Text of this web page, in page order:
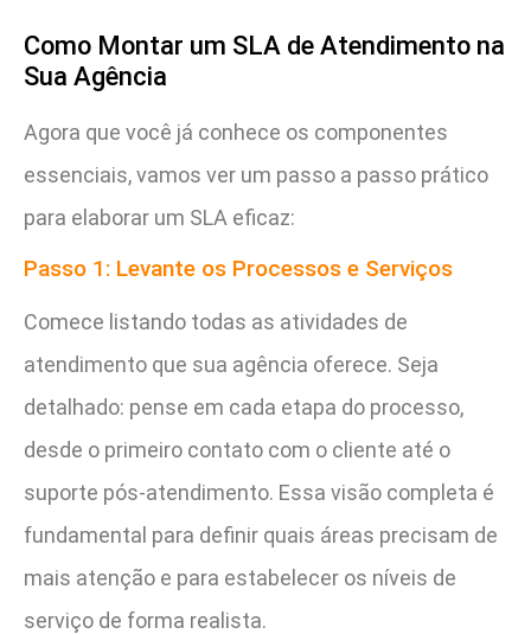
Como Montar um SLA de Atendimento na
Sua Agência
Agora que você já conhece os componentes
essenciais, vamos ver um passo a passo prático
para elaborar um SLA eficaz:
Passo 1: Levante os Processos e Serviços
Comece listando todas as atividades de
atendimento que sua agência oferece. Seja
detalhado: pense em cada etapa do processo,
desde o primeiro contato com o cliente até o
suporte pós-atendimento. Essa visão completa é
fundamental para definir quais áreas precisam de
mais atenção e para estabelecer os níveis de
serviço de forma realista.